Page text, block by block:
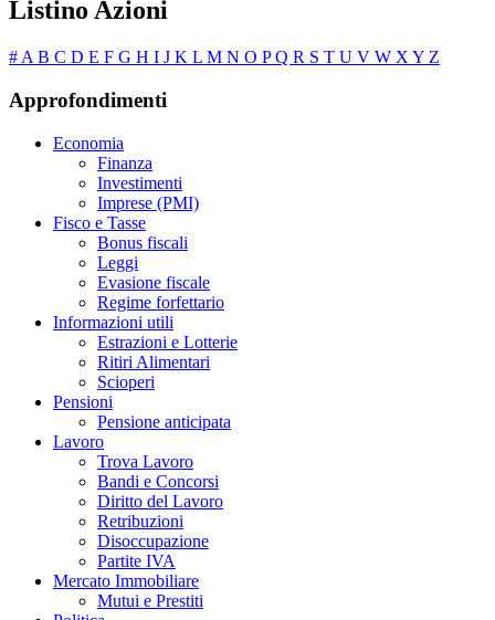
Listino Azioni
# A B C D E F G H I J K L M N O PQ R S T U V W X Y Z
Approfondimenti
Economia
Finanza
Investimenti
Imprese (PMI)
Fisco e Tasse
Bonus fiscali
Leggi
Evasione fiscale
Regime forfettario
Informazioni utili
Estrazioni e Lotterie
Ritiri Alimentari
Scioperi
Pensioni
Pensione anticipata
Lavoro
Trova Lavoro
Bandi e Concorsi
Diritto del Lavoro
Retribuzioni
Disoccupazione
Partite IVA
Mercato Immobiliare
Mutui e Prestiti